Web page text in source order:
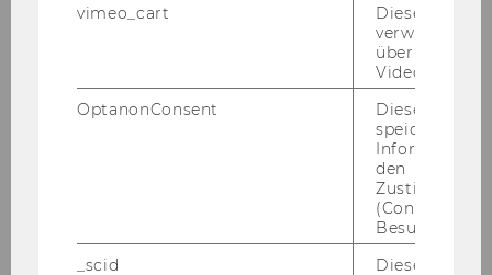
Aktivitätenkalender
Wintersemester 2022/23
vimeo_cart
Dieses
verwendet,
überprüfen,
Video
OptanonConsent
Dieses Cookie
speichert
den
(Consent)
Besuchers.
_scid
Dieses